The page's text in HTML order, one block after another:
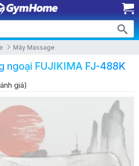
Máy Massage
ngoại FUJIKIMA FJ-488K
giá)